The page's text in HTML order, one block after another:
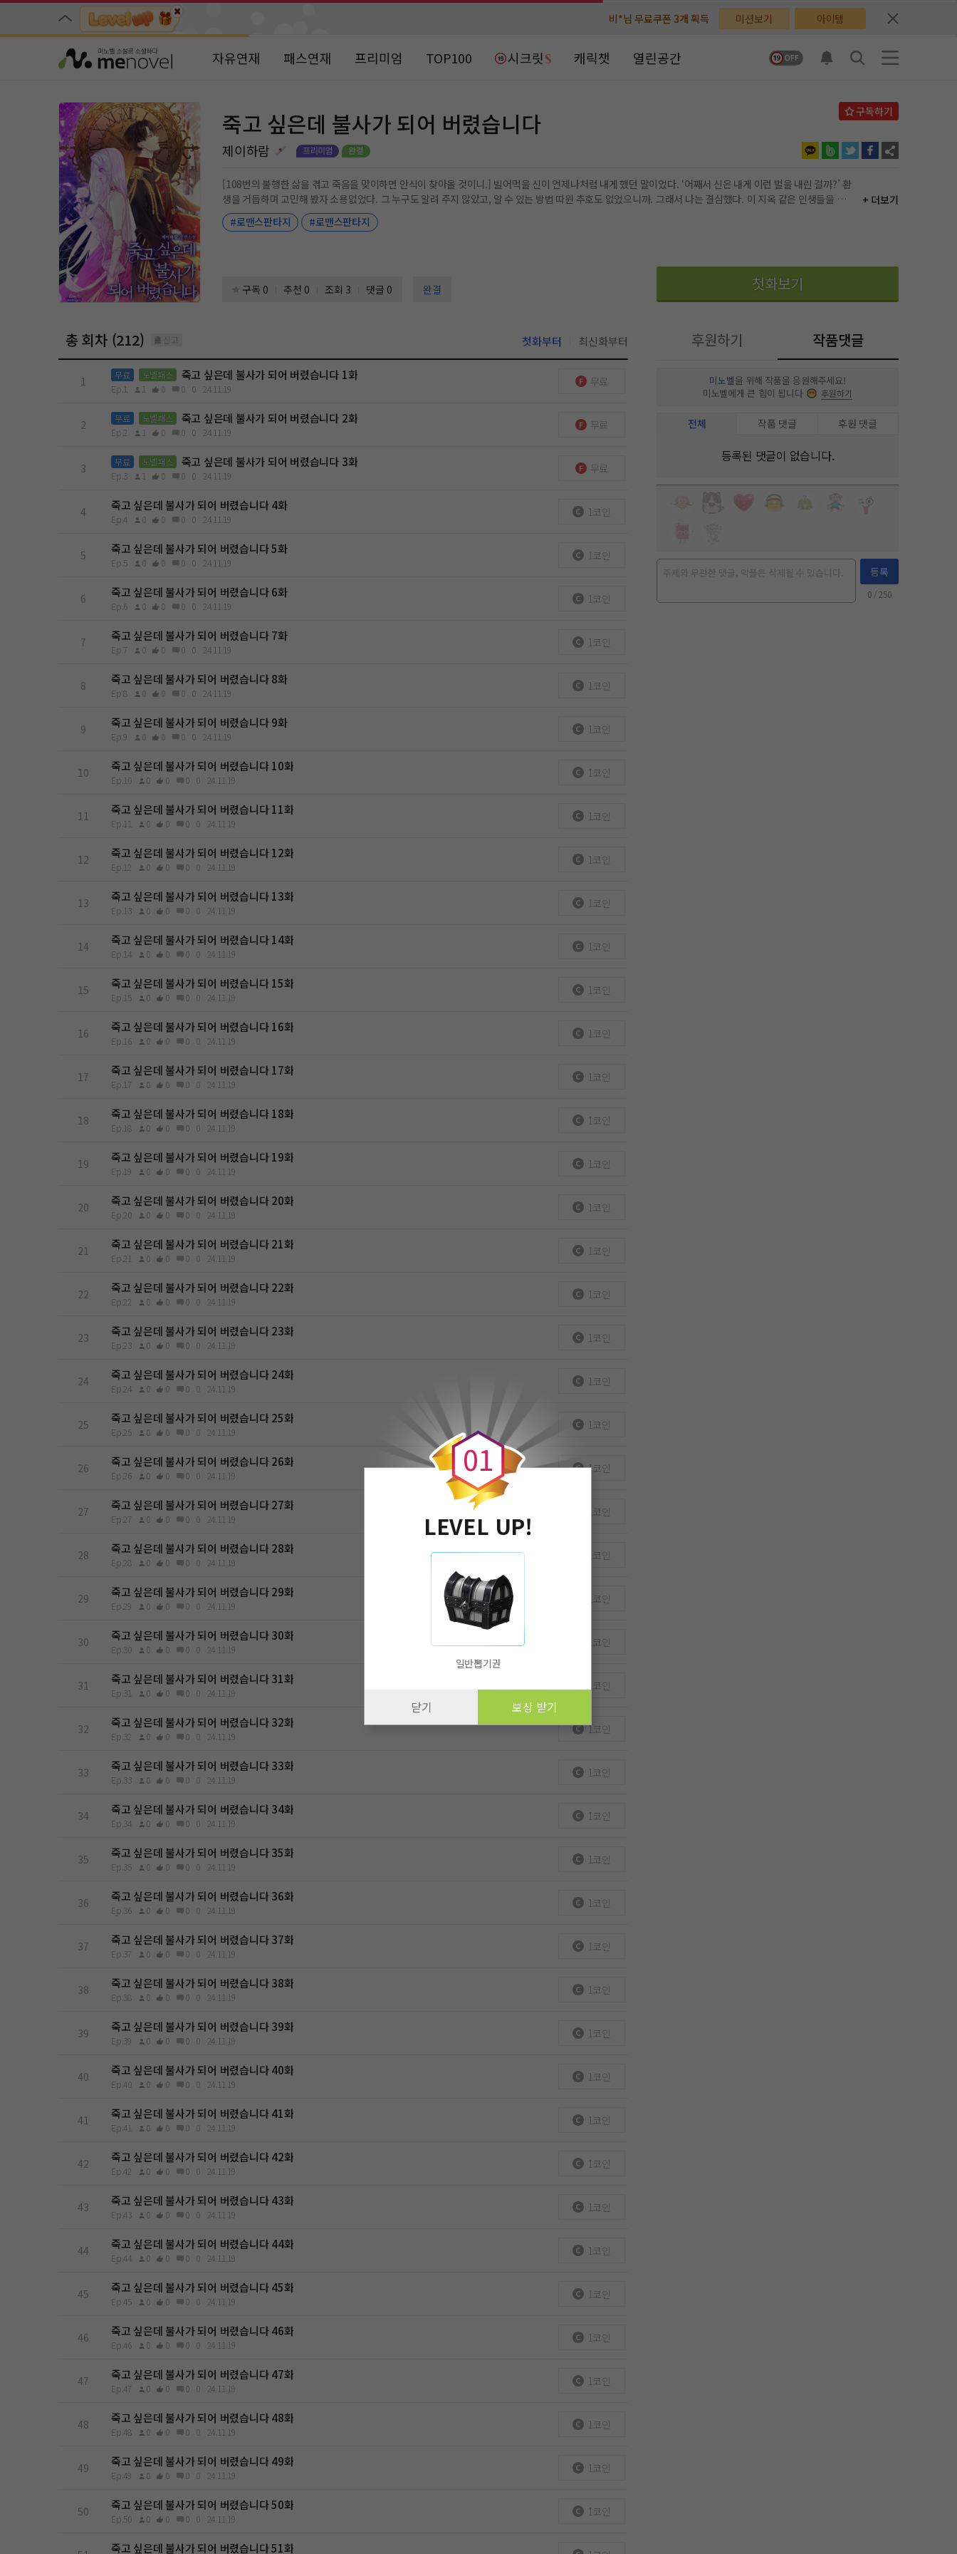
비*님 무료쿠폰 3개 획득
비*님 무료쿠폰 3개 획득
천***님 배지뽑기권 3개 획득
천***님 배지뽑기권 3개 획득
레*님 무료쿠폰 4개 획득
레*님 무료쿠폰 4개 획득
인*님 레어뽑기권 1개 획득
인*님 레어뽑기권 1개 획득
미션보기 아이템
자유연재 패스연재 프리미엄 TOP100 시크릿 캐릭챗 열린공간
죽고 싶은데 불사가 되어 버렸습니다
제이하람
[108번의 불행한 삶을 겪고 죽음을 맞이하면 안식이 찾아올 것이니.] 빌어먹을 신이 언제나처럼 내게 했던 말이었다. ‘어째서 신은 내게 이런 벌을 내린 걸까?’ 환
생을 거듭하며 고민해 봤자 소용없었다. 그 누구도 알려 주지 않았고, 알 수 있는 방법 따윈 추호도 없었으니까. 그래서 나는 결심했다. 이 지옥 같은 인생들을 끝
내고 안식을 맞이하기로! 그렇게 107번의 죽음을 겪고, 마지막 죽음만이 남았다. 드디어, 안식을 맞이할 차례다. ‘자- 이런 거지 같은 인생도 끝이구나.’ 그런 생
각을 하던 찰나. 띠링! [불사 능력을 얻었습니다.] 최악의 저주이자 마지막 징벌이 내려졌다. *** 황제라는 작자이자, 현재 내 아버지. 레기우스. “네가 원하는 건
환생 #상처녀 #죽고 싶은 여주 #집착남주 #다정남주 #살리고 싶은 남주 #기억상실 #집착아빠 #카리스마아빠 #상냥기사 #여주바라기 기사 #육아물인 듯 육아
물 아닌 #성장물 <키워드> 판타지물, 서양풍, 전생/환생, 왕족/귀족, 재회물, 털털녀, 상처녀, 능력녀, 기억상실, 집착남, 다정남, 카리스마남, 성장물, 애잔물, 이
+ 더보기
#로맨스판타지
#로맨스판타지
구독 0 추천 0 조회 3 댓글 0 완결 첫화보기
총 회차 (212) 신고 첫화부터 최신화부터
1 무료 노벨패스 죽고 싶은데 불사가 되어 버렸습니다 1화
Ep.1 1 0 0 0 24.11.19
무료
2 무료 노벨패스 죽고 싶은데 불사가 되어 버렸습니다 2화
Ep.2 1 0 0 0 24.11.19
무료
3 무료 노벨패스 죽고 싶은데 불사가 되어 버렸습니다 3화
Ep.3 1 0 0 0 24.11.19
무료
4 죽고 싶은데 불사가 되어 버렸습니다 4화
Ep.4 0 0 0 0 24.11.19
1코인
5 죽고 싶은데 불사가 되어 버렸습니다 5화
Ep.5 0 0 0 0 24.11.19
1코인
6 죽고 싶은데 불사가 되어 버렸습니다 6화
Ep.6 0 0 0 0 24.11.19
1코인
7 죽고 싶은데 불사가 되어 버렸습니다 7화
Ep.7 0 0 0 0 24.11.19
1코인
8 죽고 싶은데 불사가 되어 버렸습니다 8화
Ep.8 0 0 0 0 24.11.19
1코인
9 죽고 싶은데 불사가 되어 버렸습니다 9화
Ep.9 0 0 0 0 24.11.19
1코인
10 죽고 싶은데 불사가 되어 버렸습니다 10화
Ep.10 0 0 0 0 24.11.19
1코인
11 죽고 싶은데 불사가 되어 버렸습니다 11화
Ep.11 0 0 0 0 24.11.19
1코인
12 죽고 싶은데 불사가 되어 버렸습니다 12화
Ep.12 0 0 0 0 24.11.19
1코인
13 죽고 싶은데 불사가 되어 버렸습니다 13화
Ep.13 0 0 0 0 24.11.19
1코인
14 죽고 싶은데 불사가 되어 버렸습니다 14화
Ep.14 0 0 0 0 24.11.19
1코인
15 죽고 싶은데 불사가 되어 버렸습니다 15화
Ep.15 0 0 0 0 24.11.19
1코인
16 죽고 싶은데 불사가 되어 버렸습니다 16화
Ep.16 0 0 0 0 24.11.19
1코인
17 죽고 싶은데 불사가 되어 버렸습니다 17화
Ep.17 0 0 0 0 24.11.19
1코인
18 죽고 싶은데 불사가 되어 버렸습니다 18화
Ep.18 0 0 0 0 24.11.19
1코인
19 죽고 싶은데 불사가 되어 버렸습니다 19화
Ep.19 0 0 0 0 24.11.19
1코인
20 죽고 싶은데 불사가 되어 버렸습니다 20화
Ep.20 0 0 0 0 24.11.19
1코인
21 죽고 싶은데 불사가 되어 버렸습니다 21화
Ep.21 0 0 0 0 24.11.19
1코인
22 죽고 싶은데 불사가 되어 버렸습니다 22화
Ep.22 0 0 0 0 24.11.19
1코인
23 죽고 싶은데 불사가 되어 버렸습니다 23화
Ep.23 0 0 0 0 24.11.19
1코인
24 죽고 싶은데 불사가 되어 버렸습니다 24화
Ep.24 0 0 0 0 24.11.19
1코인
25 죽고 싶은데 불사가 되어 버렸습니다 25화
Ep.25 0 0 0 0 24.11.19
1코인
26 죽고 싶은데 불사가 되어 버렸습니다 26화
Ep.26 0 0 0 0 24.11.19
1코인
27 죽고 싶은데 불사가 되어 버렸습니다 27화
Ep.27 0 0 0 0 24.11.19
1코인
28 죽고 싶은데 불사가 되어 버렸습니다 28화
Ep.28 0 0 0 0 24.11.19
1코인
29 죽고 싶은데 불사가 되어 버렸습니다 29화
Ep.29 0 0 0 0 24.11.19
1코인
30 죽고 싶은데 불사가 되어 버렸습니다 30화
Ep.30 0 0 0 0 24.11.19
1코인
31 죽고 싶은데 불사가 되어 버렸습니다 31화
Ep.31 0 0 0 0 24.11.19
1코인
32 죽고 싶은데 불사가 되어 버렸습니다 32화
Ep.32 0 0 0 0 24.11.19
1코인
33 죽고 싶은데 불사가 되어 버렸습니다 33화
Ep.33 0 0 0 0 24.11.19
1코인
34 죽고 싶은데 불사가 되어 버렸습니다 34화
Ep.34 0 0 0 0 24.11.19
1코인
35 죽고 싶은데 불사가 되어 버렸습니다 35화
Ep.35 0 0 0 0 24.11.19
1코인
36 죽고 싶은데 불사가 되어 버렸습니다 36화
Ep.36 0 0 0 0 24.11.19
1코인
37 죽고 싶은데 불사가 되어 버렸습니다 37화
Ep.37 0 0 0 0 24.11.19
1코인
38 죽고 싶은데 불사가 되어 버렸습니다 38화
Ep.38 0 0 0 0 24.11.19
1코인
39 죽고 싶은데 불사가 되어 버렸습니다 39화
Ep.39 0 0 0 0 24.11.19
1코인
40 죽고 싶은데 불사가 되어 버렸습니다 40화
Ep.40 0 0 0 0 24.11.19
1코인
41 죽고 싶은데 불사가 되어 버렸습니다 41화
Ep.41 0 0 0 0 24.11.19
1코인
42 죽고 싶은데 불사가 되어 버렸습니다 42화
Ep.42 0 0 0 0 24.11.19
1코인
43 죽고 싶은데 불사가 되어 버렸습니다 43화
Ep.43 0 0 0 0 24.11.19
1코인
44 죽고 싶은데 불사가 되어 버렸습니다 44화
Ep.44 0 0 0 0 24.11.19
1코인
45 죽고 싶은데 불사가 되어 버렸습니다 45화
Ep.45 0 0 0 0 24.11.19
1코인
46 죽고 싶은데 불사가 되어 버렸습니다 46화
Ep.46 0 0 0 0 24.11.19
1코인
47 죽고 싶은데 불사가 되어 버렸습니다 47화
Ep.47 0 0 0 0 24.11.19
1코인
48 죽고 싶은데 불사가 되어 버렸습니다 48화
Ep.48 0 0 0 0 24.11.19
1코인
49 죽고 싶은데 불사가 되어 버렸습니다 49화
Ep.49 0 0 0 0 24.11.19
1코인
50 죽고 싶은데 불사가 되어 버렸습니다 50화
Ep.50 0 0 0 0 24.11.19
1코인
죽고 싶은데 불사가 되어 버렸습니다 51화
후원하기 작품댓글
미노벨을 위해 작품을 응원해주세요!
미노벨에게 큰 힘이 됩니다
후원하기
전체 작품 댓글 후원 댓글
등록된 댓글이 없습니다.
등록
0 / 250
0
0
1
LEVEL UP!
일반뽑기권
닫기 보상 받기